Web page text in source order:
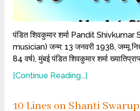
पंडित शिवकुमार शर्मा Pandit
musician) जन्म: 13 जनवरी 1938, जम्मू
84 वर्ष), मुंबई पंडित शिवकुमार शर्मा
[Continue Reading...]
10 Lines on Shanti